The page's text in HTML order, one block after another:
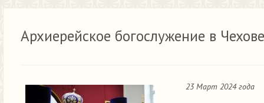
Архиерейское богослужение в
23 Март 2024 года